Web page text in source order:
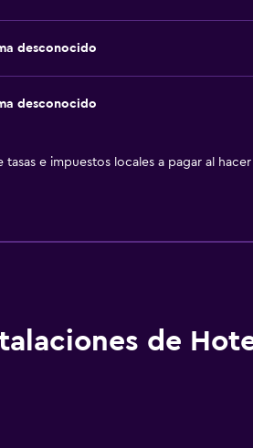
desconocido
desconocido
e impuestos locales a pagar al
de